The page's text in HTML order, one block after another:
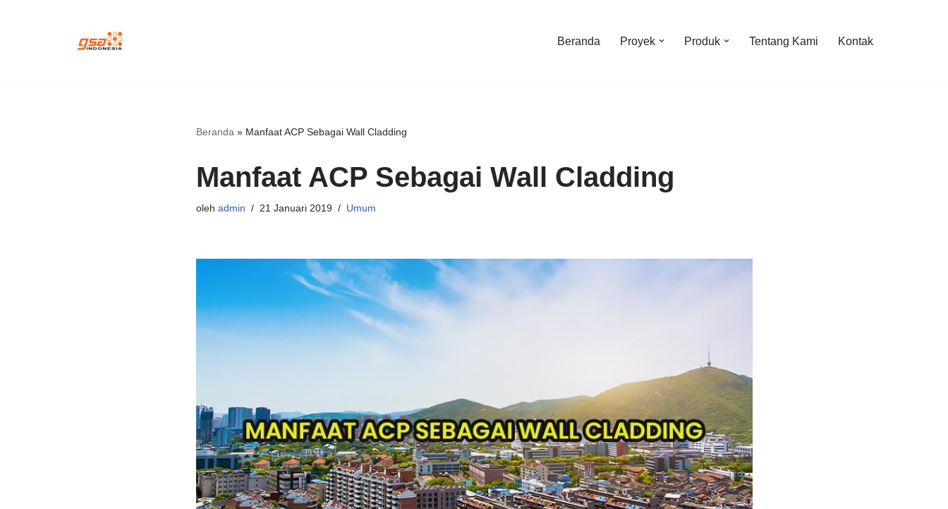
Beranda Proyek Produk Tentang Kami Kontak
Beranda » Manfaat ACP Sebagai Wall Cladding
Manfaat ACP Sebagai Wall Cladding
oleh admin 21 Januari 2019 Umum